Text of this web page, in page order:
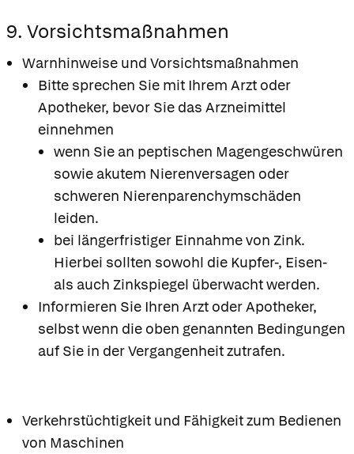
9. Vorsichtsmaßnahmen
Warnhinweise und Vorsichtsmaßnahmen
Bitte sprechen Sie mit Ihrem Arzt oder
Apotheker, bevor Sie das Arzneimittel
einnehmen
wenn Sie an peptischen Magengeschwüren
sowie akutem Nierenversagen oder
schweren Nierenparenchymschäden
leiden.
bei längerfristiger Einnahme von Zink.
Hierbei sollten sowohl die Kupfer-, Eisen-
als auch Zinkspiegel überwacht werden.
Informieren Sie Ihren Arzt oder Apotheker,
selbst wenn die oben genannten Bedingungen
auf Sie in der Vergangenheit zutrafen.
Verkehrstüchtigkeit und Fähigkeit zum Bedienen
von Maschinen